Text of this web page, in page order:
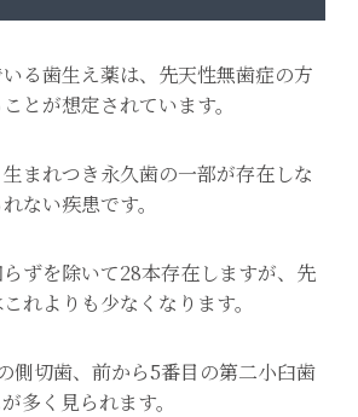
る歯生え薬は、先天性無歯症の方
とが想定されています。
まれつき永久歯の一部が存在しな
ない疾患です。
ずを除いて28本存在しますが、先
れよりも少なくなります。
側切歯、前から5番目の第二小臼歯
多く見られます。